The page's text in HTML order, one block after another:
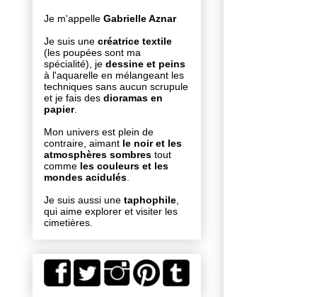
Je m'appelle Gabrielle Aznar
Je suis une créatrice textile
(les poupées sont ma
spécialité), je dessine et peins
à l'aquarelle en mélangeant les
techniques sans aucun scrupule
et je fais des dioramas en
papier.
Mon univers est plein de
contraire, aimant le noir et les
atmosphères sombres tout
comme les couleurs et les
mondes acidulés
Je suis aussi une taphophile
qui aime explorer et visiter les
cimetières.